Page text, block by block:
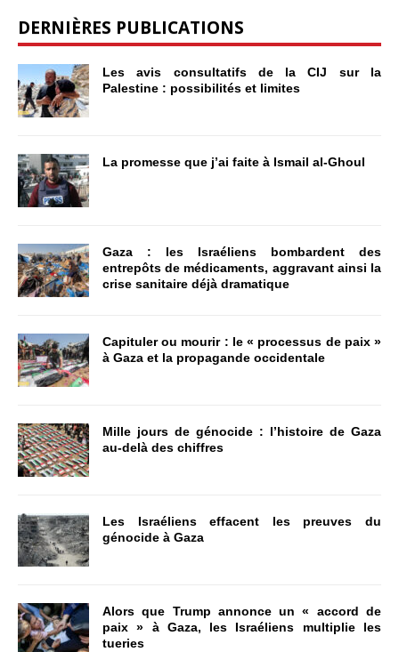
DERNIÈRES PUBLICATIONS
Les avis consultatifs de la CIJ sur la
Palestine : possibilités et limites
La promesse que j’ai faite à Ismail al-Ghoul
Gaza : les Israéliens bombardent des
entrepôts de médicaments, aggravant ainsi la
crise sanitaire déjà dramatique
Capituler ou mourir : le « processus de paix »
à Gaza et la propagande occidentale
Mille jours de génocide : l’histoire de Gaza
au-delà des chiffres
Les Israéliens effacent les preuves du
génocide à Gaza
Alors que Trump annonce un « accord de
paix » à Gaza, les Israéliens multiplie les
tueries